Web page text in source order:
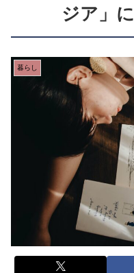
ジア」
暮らし